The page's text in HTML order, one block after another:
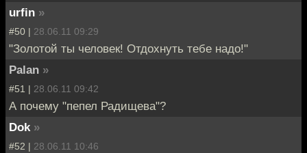
urfin »
#50 | 28.06.11 09:29
"Золотой ты человек! Отдохнуть тебе надо!"
Palan »
#51 | 28.06.11 09:42
А почему "пепел Радищева"?
Dok »
#52 | 28.06.11 10:46